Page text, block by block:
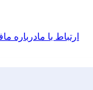
ارتباط با مادرباره ما